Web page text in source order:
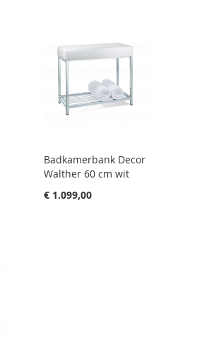
Badkamerbank Decor
Walther 60 cm wit
€ 1.099,00